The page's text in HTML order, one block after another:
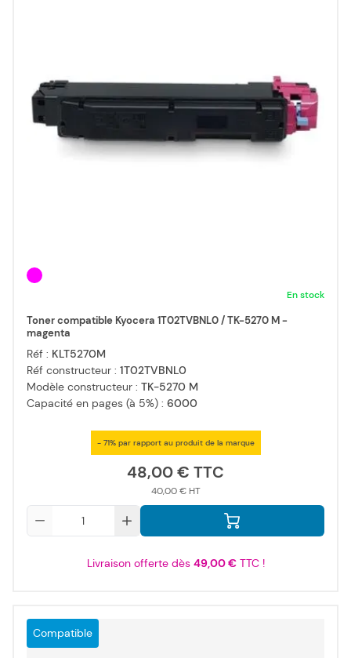
En stock
Toner compatible Kyocera 1T02TVBNL0 / TK-5270 M -
magenta
Réf : KLT5270M
Réf constructeur : 1T02TVBNL0
Modèle constructeur : TK-5270 M
Capacité en pages (à 5%) : 6000
- 71% par rapport au produit de la marque
48,00 €
40,00 €
Livraison offerte dès 49,00 €TTC !
Compatible